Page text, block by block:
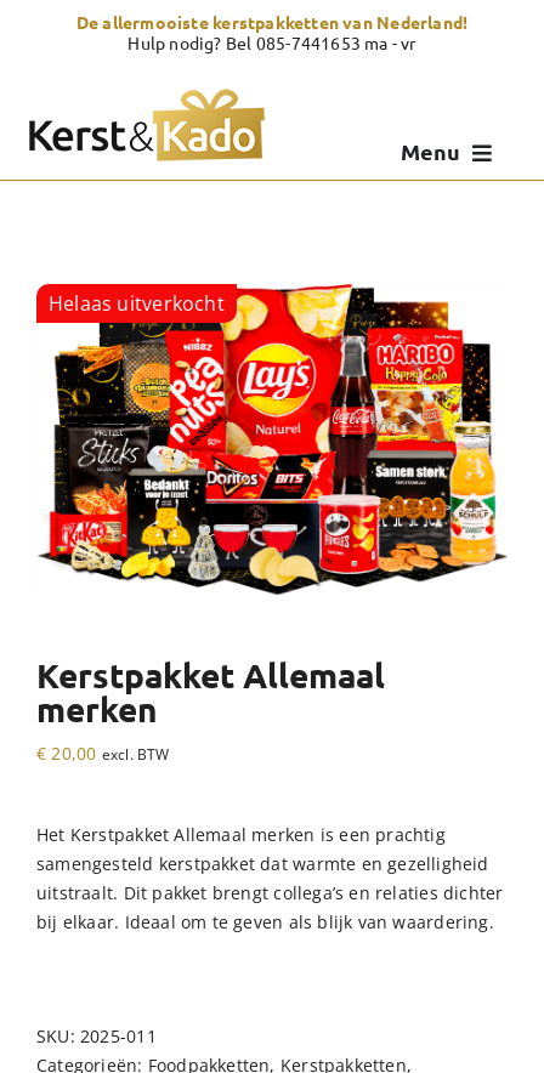
De allermooiste kerstpakketten van Nederland!
Hulp nodig? Bel 085-7441653 ma - vr
Menu
Zelf samenstellen
Showroom
Over Kerst & Kado
Helaas uitverkocht
Kerstpakket Allemaal
merken
€ 20,00 excl. BTW
Het Kerstpakket Allemaal merken is een prachtig
samengesteld kerstpakket dat warmte en gezelligheid
uitstraalt. Dit pakket brengt collega’s en relaties dichter
bij elkaar. Ideaal om te geven als blijk van waardering.
SKU: 2025-011
Categorieën: Foodpakketten, Kerstpakketten,